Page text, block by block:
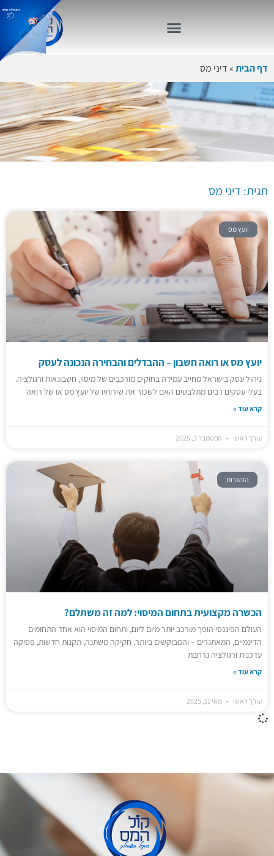
דף הבית»דיני מס
תגית: דיני מס
יועץ מס
יועץ מס או רואה חשבון – ההבדלים והבחירה הנכונה לעסק
ניהול עסק בישראל מחייב עמידה בחוקים מורכבים של מיסוי, חשבונאות ורגולציה.
בעלי עסקים רבים מתלבטים האם לשכור את שירותיו של יועץ מס או של רואה
קרא עוד »
עורך ראשי ספטמבר 3, 2025
הכשרות
הכשרה מקצועית בתחום המיסוי: למה זה משתלם?
העולם הפיננסי הופך מורכב יותר מיום ליום, ותחום המיסוי הוא אחד התחומים
הדינמיים, המאתגרים – והמבוקשים ביותר. חקיקה משתנה, תקנות חדשות, פסיקה
עדכנית ורגולציה נרחבת
קרא עוד »
עורך ראשי מאי 11, 2025